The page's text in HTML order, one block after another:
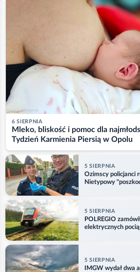
6 SIERPNIA
Mleko, bliskość i pomoc dla
Tydzień Karmienia Piersią w Opolu
5 SIERPNIA
Ozimscy policjanci
Nietypowy
5 SIERPNIA
POLREGIO
elektrycznych
5 SIERPNIA
IMGW wydał dwa